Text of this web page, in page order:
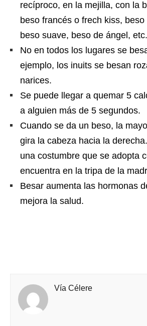
recíproco, en la mejilla, con la
beso francés o frech kiss,
beso suave, beso de ángel, etc.
No en todos los lugares se
ejemplo, los inuits se besan
narices.
Se puede llegar a quemar 5
a alguien más de 5 segundos.
Cuando se da un beso, la
gira la cabeza hacia la
una costumbre que se adopta
encuentra en la tripa de la
Besar aumenta las hormonas
mejora la salud.
Vía Célere